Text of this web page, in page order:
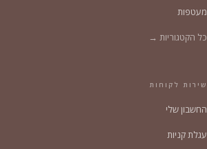
מעטפות
כל הקטגוריות →
שירות לקוחות
החשבון שלי
עגלת קניות